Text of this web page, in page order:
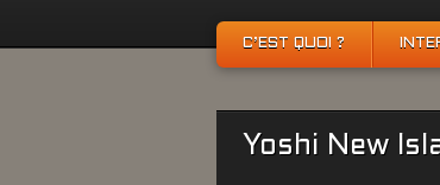
C’EST QUOI ?
Yoshi New